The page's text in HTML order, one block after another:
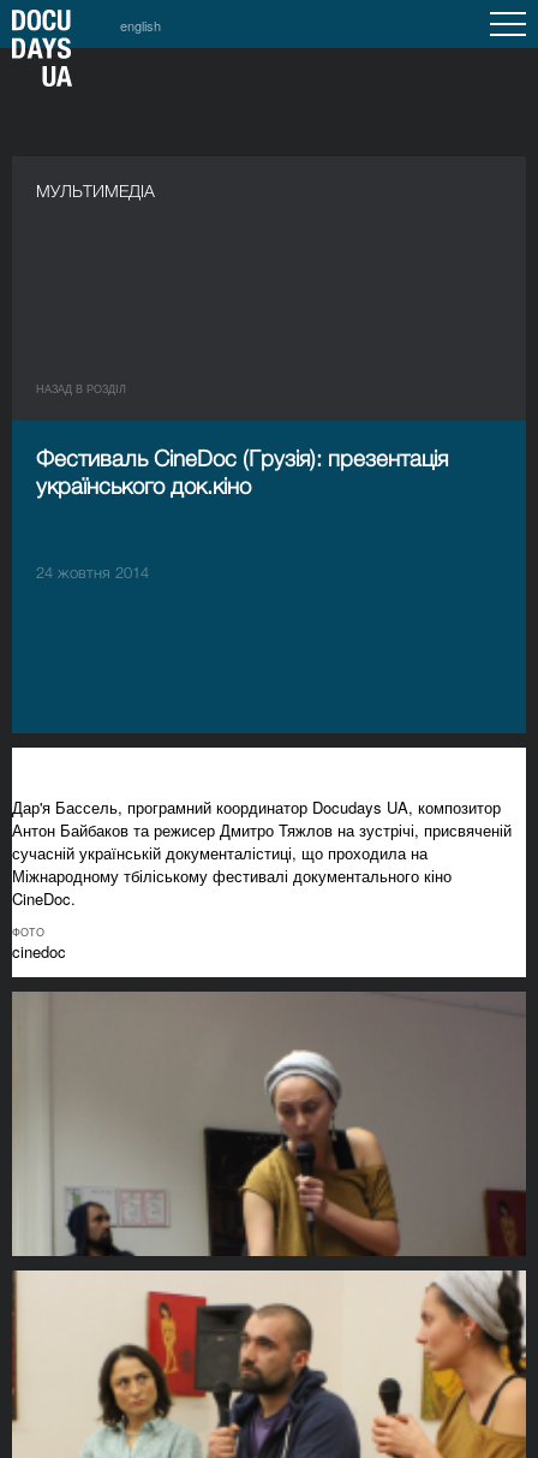
english
МУЛЬТИМЕДІА
НАЗАД В РОЗДIЛ
Фестиваль CineDoc (Грузія): презентація
українського док.кіно
24 жовтня 2014
Дар'я Бассель, програмний координатор Docudays UA, композитор
Антон Байбаков та режисер Дмитро Тяжлов на зустрічі, присвяченій
сучасній українській документалістиці, що проходила на
Міжнародному тбіліському фестивалі документального кіно
CineDoc.
ФОТО
cinedoc